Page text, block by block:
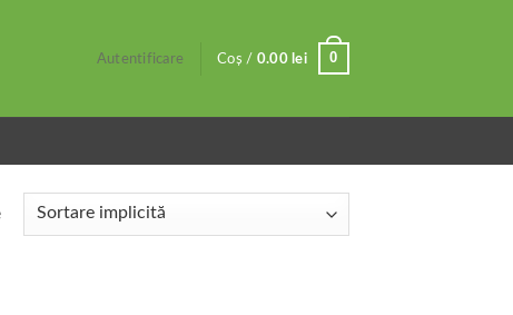
Autentificare Coș / 0.00 lei 0